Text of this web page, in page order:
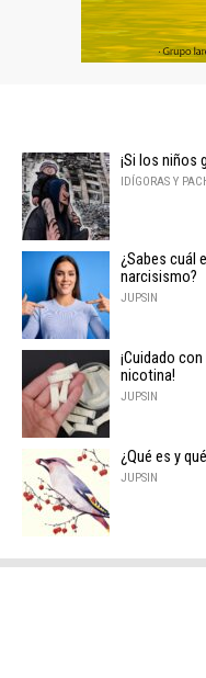
¡Si los niños
IDÍGORAS Y
¿Sabes cuál
narcisismo?
JUPSIN
¡Cuidado
nicotina!
JUPSIN
¿Qué es y
JUPSIN